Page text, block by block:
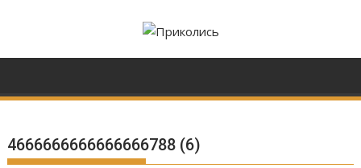
4666666666666666788 (6)